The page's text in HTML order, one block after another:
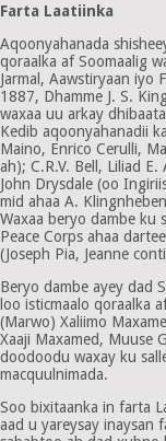
Farta Laatiinka
Aqoonyahanada
qoraalka af Soomaalig
Jarmal, Aawstiryaan iyo
1887, Dhamme J. S.
waxaa uu arkay
Kedib aqoonyahanadii
Maino, Enrico Cerulli,
ah); C.R.V. Bell, Liliad
John Drysdale (oo
mid ahaa A.
Waxaa beryo dambe ku
Peace Corps ahaa
(Joseph Pia, Jeanne
Beryo dambe ayey dad
loo isticmaalo qoraalka
(Marwo) Xaliimo
Xaaji Maxamed, Muuse
doodoodu waxay ku
macquulnimada.
Soo bixitaanka in farta
aad u yareysay inaysan